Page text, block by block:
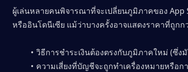
ผู้เล่นหลายคนพิจารณาที่จะเปลี่ยนภูมิภาคของ App
หรืออินโดนีเซีย แม้ว่าบางครั้งอาจแสดงราคาที่ถูกก
วิธีการชำระเงินต้องตรงกับภูมิภาคใหม่ (ซึ่ง
ความเสี่ยงที่บัญชีจะถูกทำเครื่องหมายหรือก